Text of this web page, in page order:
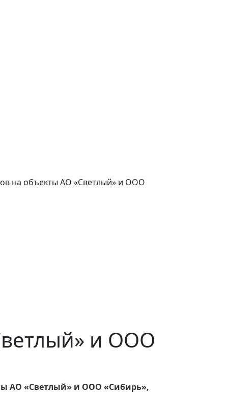
на объекты АО «Светлый» и ООО
и ООО
АО «Светлый» и ООО «Сибирь»,